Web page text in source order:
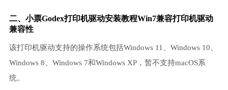
二、小票Godex打印机驱动安装教程Win7兼容打印机驱动
兼容性
该打印机驱动支持的操作系统包括Windows 11、Windows 10、
Windows 8、Windows 7和Windows XP，暂不支持macOS系
统。